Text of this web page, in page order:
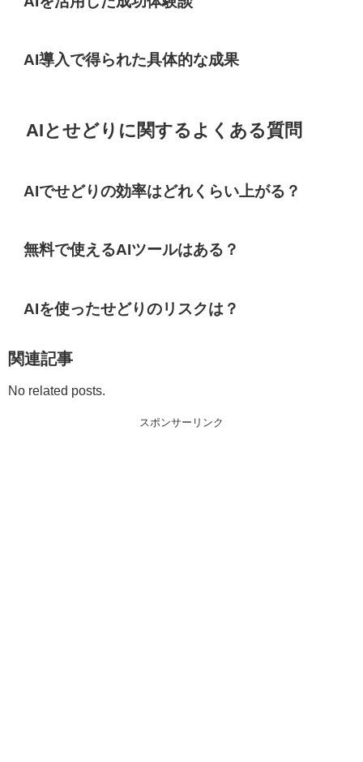
AI導入で得られた具体的な成果
AIとせどりに関するよくある質問
AIでせどりの効率はどれくらい上がる？
無料で使えるAIツールはある？
AIを使ったせどりのリスクは？
関連記事
No related posts.
スポンサーリンク